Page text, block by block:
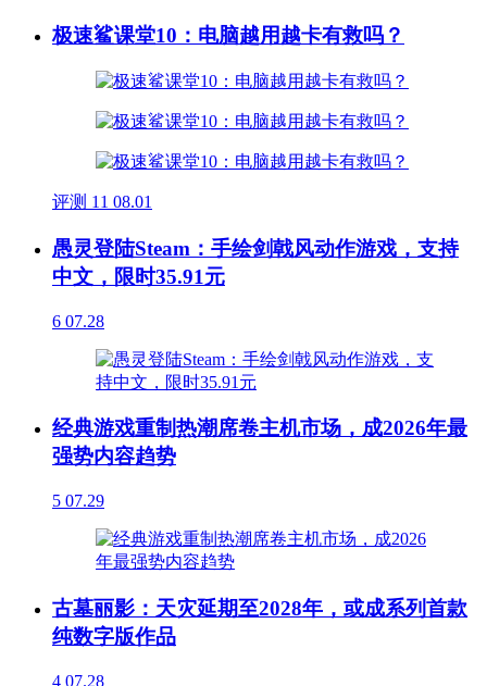
极速鲨课堂10：电脑越用越卡有救吗？
评测 11 08.01
愚灵登陆Steam：手绘剑戟风动作游戏，支持
中文，限时35.91元
6 07.28
经典游戏重制热潮席卷主机市场，成2026年最
强势内容趋势
5 07.29
古墓丽影：天灾延期至2028年，或成系列首款
纯数字版作品
4 07.28